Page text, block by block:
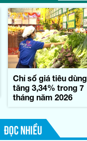
Chỉ số giá tiêu dùng
tăng 3,34% trong 7
tháng năm 2026
ĐỌC NHIỀU